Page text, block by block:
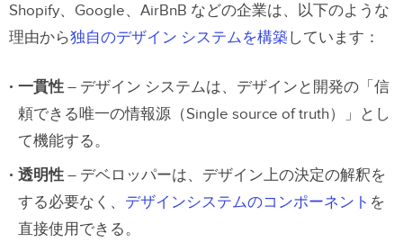
Shopify、Google、AirBnB などの企業は、以下のような
理由から独自のデザイン システムを構築しています：
一貫性 – デザイン システムは、デザインと開発の「信
頼できる唯一の情報源（Single source of truth）」とし
て機能する。
透明性 – デベロッパーは、デザイン上の決定の解釈を
する必要なく、 デザインシステムのコンポーネント を
直接使用できる。